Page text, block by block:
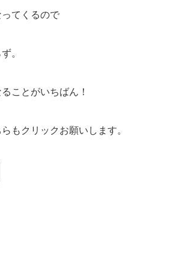
てくるので
。
ことがいちばん！
もクリックお願いします。